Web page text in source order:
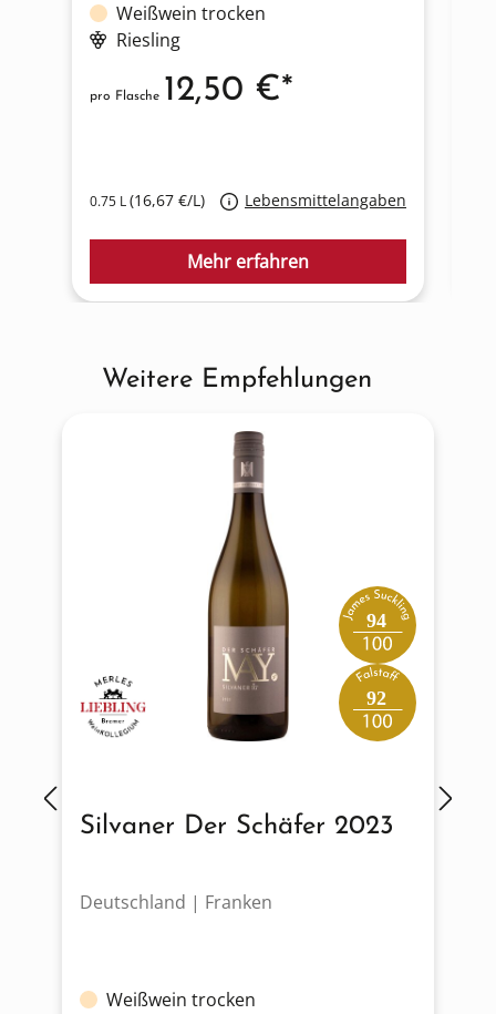
Weißwein trocken
Riesling
0.75 L(16,67 €/L) Lebensmittelangaben
pro Flasche 12,50 €*
Mehr erfahren
Produktgalerie überspringen
Weitere Empfehlungen
94
92
Silvaner Der Schäfer 2023
Deutschland | Franken
Weißwein trocken